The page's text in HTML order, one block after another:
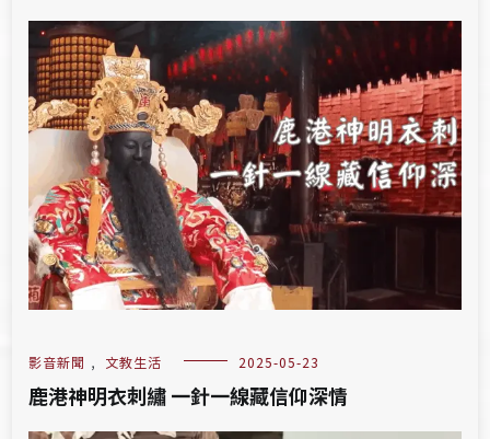
影音新聞 , 文教生活 2025-05-23
鹿港神明衣刺繡 一針一線藏信仰深情